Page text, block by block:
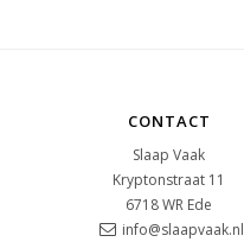
CONTACT
Slaap Vaak
Kryptonstraat 11
6718 WR Ede
info@slaapvaak.nl